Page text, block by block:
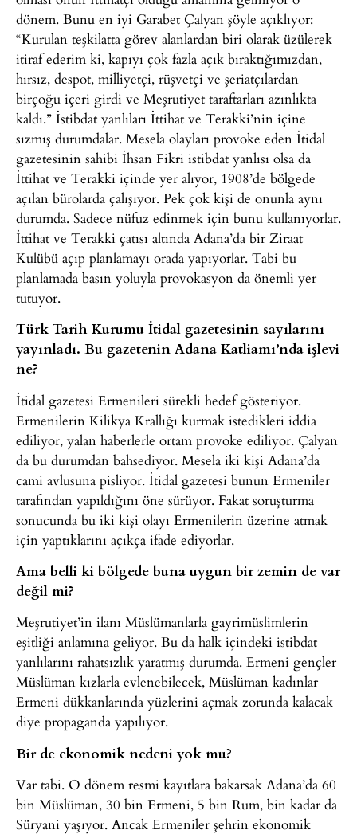
dönem. Bunu en iyi Garabet Çalyan şöyle açıklıyor:
“Kurulan teşkilatta görev alanlardan biri olarak üzülerek
itiraf ederim ki, kapıyı çok fazla açık bıraktığımızdan,
hırsız, despot, milliyetçi, rüşvetçi ve şeriatçılardan
birçoğu içeri girdi ve Meşrutiyet taraftarları azınlıkta
kaldı.” İstibdat yanlıları İttihat ve Terakki’nin içine
sızmış durumdalar. Mesela olayları provoke eden İtidal
gazetesinin sahibi İhsan Fikri istibdat yanlısı olsa da
İttihat ve Terakki içinde yer alıyor, 1908’de bölgede
açılan bürolarda çalışıyor. Pek çok kişi de onunla aynı
durumda. Sadece nüfuz edinmek için bunu kullanıyorlar.
İttihat ve Terakki çatısı altında Adana’da bir Ziraat
Kulübü açıp planlamayı orada yapıyorlar. Tabi bu
planlamada basın yoluyla provokasyon da önemli yer
tutuyor.
Türk Tarih Kurumu İtidal gazetesinin sayılarını
yayınladı. Bu gazetenin Adana Katliamı’nda işlevi
ne?
İtidal gazetesi Ermenileri sürekli hedef gösteriyor.
Ermenilerin Kilikya Krallığı kurmak istedikleri iddia
ediliyor, yalan haberlerle ortam provoke ediliyor. Çalyan
da bu durumdan bahsediyor. Mesela iki kişi Adana’da
cami avlusuna pisliyor. İtidal gazetesi bunun Ermeniler
tarafından yapıldığını öne sürüyor. Fakat soruşturma
sonucunda bu iki kişi olayı Ermenilerin üzerine atmak
için yaptıklarını açıkça ifade ediyorlar.
Ama belli ki bölgede buna uygun bir zemin de var
değil mi?
Meşrutiyet’in ilanı Müslümanlarla gayrimüslimlerin
eşitliği anlamına geliyor. Bu da halk içindeki istibdat
yanlılarını rahatsızlık yaratmış durumda. Ermeni gençler
Müslüman kızlarla evlenebilecek, Müslüman kadınlar
Ermeni dükkanlarında yüzlerini açmak zorunda kalacak
diye propaganda yapılıyor.
Bir de ekonomik nedeni yok mu?
Var tabi. O dönem resmi kayıtlara bakarsak Adana’da 60
bin Müslüman, 30 bin Ermeni, 5 bin Rum, bin kadar da
Süryani yaşıyor. Ancak Ermeniler şehrin ekonomik